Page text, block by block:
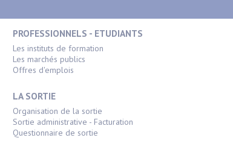
PROFESSIONNELS - ETUDIANTS
Les instituts de formation
Les marchés publics
Offres d'emplois
LA SORTIE
Organisation de la sortie
Sortie administrative - Facturation
Questionnaire de sortie